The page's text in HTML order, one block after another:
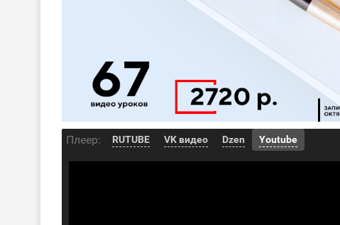
Плеер: RUTUBE VK видео Dzen Youtube